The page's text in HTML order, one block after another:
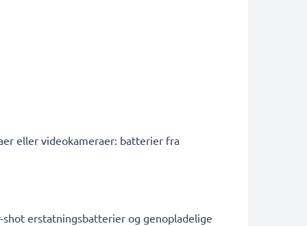
eller videokameraer: batterier fra
erstatningsbatterier og genopladelige